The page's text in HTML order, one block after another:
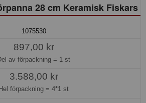
28 cm Keramisk Fiskars
1075530
897,00 kr
av förpackning = 1 st
3.588,00 kr
Hel förpackning = 4*1 st